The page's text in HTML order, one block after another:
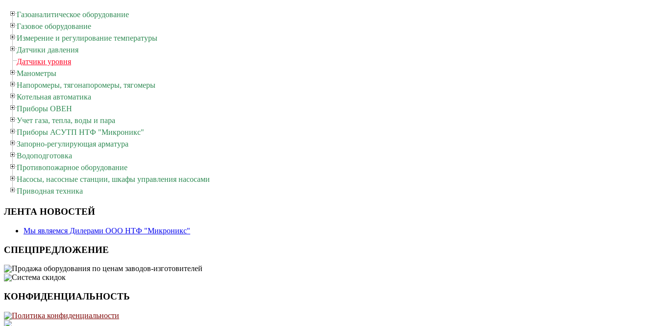
Газоаналитическое оборудование
Газовое оборудование
Измерение и регулирование температуры
Датчики давления
Датчики уровня
Манометры
Напоромеры, тягонапоромеры, тягомеры
Котельная автоматика
Приборы ОВЕН
Учет газа, тепла, воды и пара
Приборы АСУТП НТФ "Микроникс"
Запорно-регулирующая арматура
Водоподготовка
Противопожарное оборудование
Насосы, насосные станции, шкафы управления насосами
Приводная техника
ЛЕНТА НОВОСТЕЙ
Мы являемся Дилерами ООО НТФ "Микроникс"
СПЕЦПРЕДЛОЖЕНИЕ
Продажа оборудования по ценам заводов-изготовителей
Система скидок
КОНФИДЕНЦИАЛЬНОСТЬ
Политика конфиденциальности